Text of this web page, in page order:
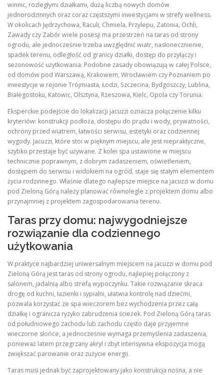
winnic, rozległymi działkami, dużą liczbą nowych domów
jednorodzinnych oraz coraz częstszymi inwestycjami w strefy wellness.
W okolicach Jędrzychowa, Raculi, Chmiela, Przylepu, Zatonia, Ochli,
Zawady czy Zabór wiele posesji ma przestrzeń na taras od strony
ogrodu, ale jednocześnie trzeba uwzględnić wiatr, nasłonecznienie,
spadek terenu, odległość od granicy działki, dostęp do przyłączy i
sezonowość użytkowania. Podobne zasady obowiązują w całej Polsce,
od domów pod Warszawą, Krakowem, Wrocławiem czy Poznaniem po
inwestycje w rejonie Trójmiasta, Łodzi, Szczecina, Bydgoszczy, Lublina,
Białegostoku, Katowic, Olsztyna, Rzeszowa, Kielc, Opola czy Torunia.
Eksperckie podejście do lokalizacji jacuzzi oznacza połączenie kilku
kryteriów: konstrukcji podłoża, dostępu do prądu i wody, prywatności,
ochrony przed wiatrem, łatwości serwisu, estetyki oraz codziennej
wygody. Jacuzzi, które stoi w pięknym miejscu, ale jest niepraktyczne,
szybko przestaje być używane. Z kolei spa ustawione w miejscu
technicznie poprawnym, z dobrym zadaszeniem, oświetleniem,
dostępem do serwisu i widokiem na ogród, staje się stałym elementem
życia rodzinnego. Właśnie dlatego najlepsze miejsce na jacuzzi w domu
pod Zieloną Górą należy planować równolegle z projektem domu albo
przynajmniej z projektem zagospodarowania terenu.
Taras przy domu: najwygodniejsze
rozwiązanie dla codziennego
użytkowania
W praktyce najbardziej uniwersalnym miejscem na jacuzzi w domu pod
Zieloną Górą jest taras od strony ogrodu, najlepiej połączony z
salonem, jadalnią albo strefą wypoczynku. Takie rozwiązanie skraca
drogę od kuchni, łazienki i sypialni, ułatwia kontrolę nad dziećmi,
pozwala korzystać ze spa wieczorem bez wychodzenia przez całą
działkę i ogranicza ryzyko zabrudzenia ścieżek. Pod Zieloną Górą taras
od południowego zachodu lub zachodu często daje przyjemne
wieczorne słońce, a jednocześnie wymaga przemyślenia zadaszenia,
ponieważ latem przegrzany akryl i zbyt intensywna ekspozycja mogą
zwiększać parowanie oraz zużycie energii.
Taras musi jednak być zaprojektowany jako konstrukcja nośna, a nie